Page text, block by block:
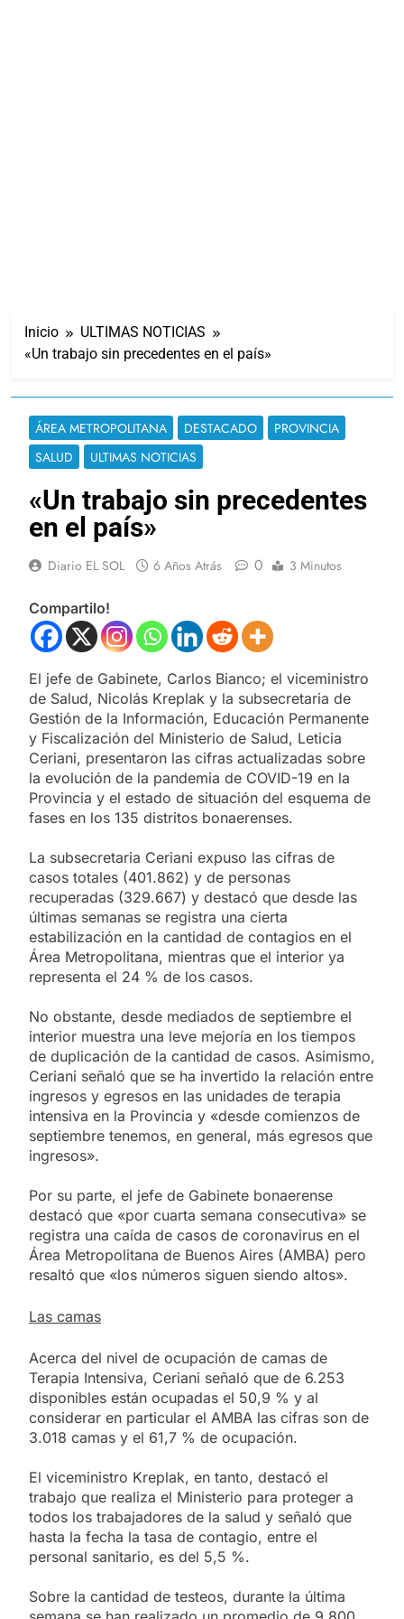
Inicio
ULTIMAS NOTICIAS
«Un trabajo sin precedentes en el país»
ÁREA METROPOLITANA DESTACADO
PROVINCIA
SALUD
ULTIMAS NOTICIAS
«Un trabajo sin precedentes
en el país»
Diario EL SOL 6 Años Atrás 0 3 Minutos
Compartilo!
El jefe de Gabinete, Carlos Bianco; el viceministro
de Salud, Nicolás Kreplak y la subsecretaria de
Gestión de la Información, Educación Permanente
y Fiscalización del Ministerio de Salud, Leticia
Ceriani, presentaron las cifras actualizadas sobre
la evolución de la pandemia de COVID-19 en la
Provincia y el estado de situación del esquema de
fases en los 135 distritos bonaerenses.
La subsecretaria Ceriani expuso las cifras de
casos totales (401.862) y de personas
recuperadas (329.667) y destacó que desde las
últimas semanas se registra una cierta
estabilización en la cantidad de contagios en el
Área Metropolitana, mientras que el interior ya
representa el 24 % de los casos.
No obstante, desde mediados de septiembre el
interior muestra una leve mejoría en los tiempos
de duplicación de la cantidad de casos. Asimismo,
Ceriani señaló que se ha invertido la relación entre
ingresos y egresos en las unidades de terapia
intensiva en la Provincia y «desde comienzos de
septiembre tenemos, en general, más egresos que
ingresos».
Por su parte, el jefe de Gabinete bonaerense
destacó que «por cuarta semana consecutiva» se
registra una caída de casos de coronavirus en el
Área Metropolitana de Buenos Aires (AMBA) pero
resaltó que «los números siguen siendo altos».
Las camas
Acerca del nivel de ocupación de camas de
Terapia Intensiva, Ceriani señaló que de 6.253
disponibles están ocupadas el 50,9 % y al
considerar en particular el AMBA las cifras son de
3.018 camas y el 61,7 % de ocupación.
El viceministro Kreplak, en tanto, destacó el
trabajo que realiza el Ministerio para proteger a
todos los trabajadores de la salud y señaló que
hasta la fecha la tasa de contagio, entre el
personal sanitario, es del 5,5 %.
Sobre la cantidad de testeos, durante la última